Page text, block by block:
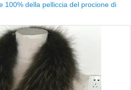
100% della pelliccia del procione di